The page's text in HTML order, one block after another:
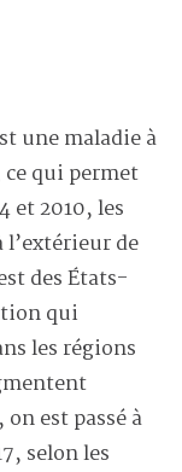
une maladie à
qui permet
et 2010, les
l’extérieur de
des États-
qui
les régions
on est passé à
selon les